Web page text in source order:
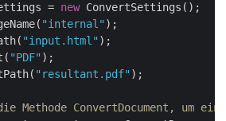
= new ConvertSettings();
"internal" );
"input.html" );
"PDF" );
"resultant.pdf" );
Methode ConvertDocument, um